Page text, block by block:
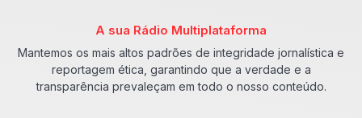
A sua Rádio Multiplataforma
Mantemos os mais altos padrões de integridade jornalística e
reportagem ética, garantindo que a verdade e a
transparência prevaleçam em todo o nosso conteúdo.